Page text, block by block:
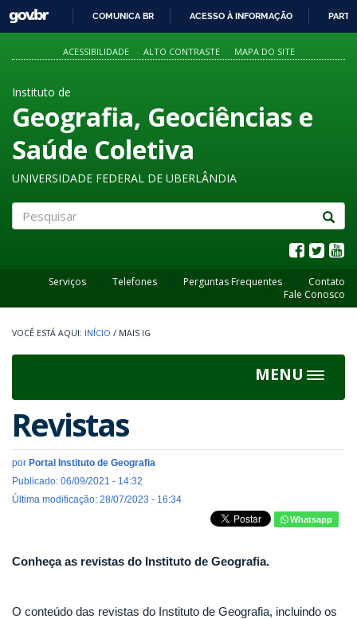
PARA
O
GOVBR
COMUNICA BR ACESSO À INFORMAÇÃO
ACESSIBILIDADE ALTO CONTRASTE MAPA DO SITE
Instituto de
Geografia, Geociências e
Saúde Coletiva
UNIVERSIDADE FEDERAL DE UBERLÂNDIA
Serviços Telefones Perguntas Frequentes
Contato
Fale Conosco
INÍCIO / MAIS IG
MENU
Toggle
Revistas
por Portal Instituto de Geografia
Publicado: 06/09/2021 - 14:32
Última modificação: 28/07/2023 - 16:34
Whatsapp
Conheça as revistas do Instituto de Geografia.
O conteúdo das revistas do Instituto de Geografia, incluindo os